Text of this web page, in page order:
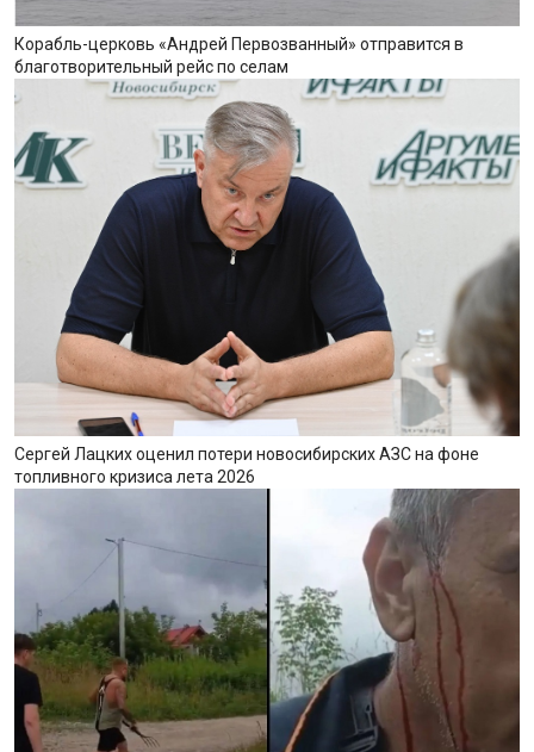
Корабль-церковь «Андрей Первозванный» отправится в
благотворительный рейс по селам
Сергей Лацких оценил потери новосибирских АЗС на фоне
топливного кризиса лета 2026